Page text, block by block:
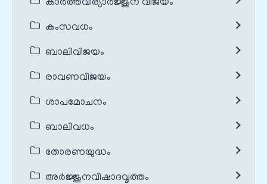
കാർത്തവീര്യാർജ്ജുന വിജയം
കംസവധം
ബാലിവിജയം
രാവണവിജയം
ശാപമോചനം
ബാലിവധം
തോരണയുദ്ധം
അർജ്ജുനവിഷാദവൃത്തം